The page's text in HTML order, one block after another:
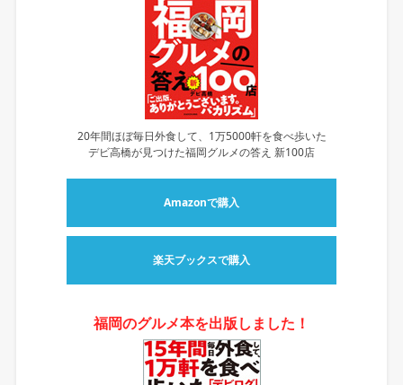
20年間ほぼ毎日外食して、1万5000軒を食べ歩いた
デビ高橋が見つけた福岡グルメの答え 新100店
Amazonで購入
楽天ブックスで購入
福岡のグルメ本を出版しました！